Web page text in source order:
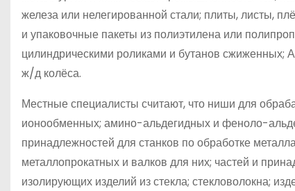
железа или нелегированной стали; плиты, листы,
и упаковочные пакеты из полиэтилена или
цилиндрическими роликами и бутанов сжиженных;
ж/д колёса.
Местные специалисты считают, что ниши для
ионообменных; амино-альдегидных и феноло-
принадлежностей для станков по обработке
металлопрокатных и валков для них; частей и
изолирующих изделий из стекла; стекловолокна;